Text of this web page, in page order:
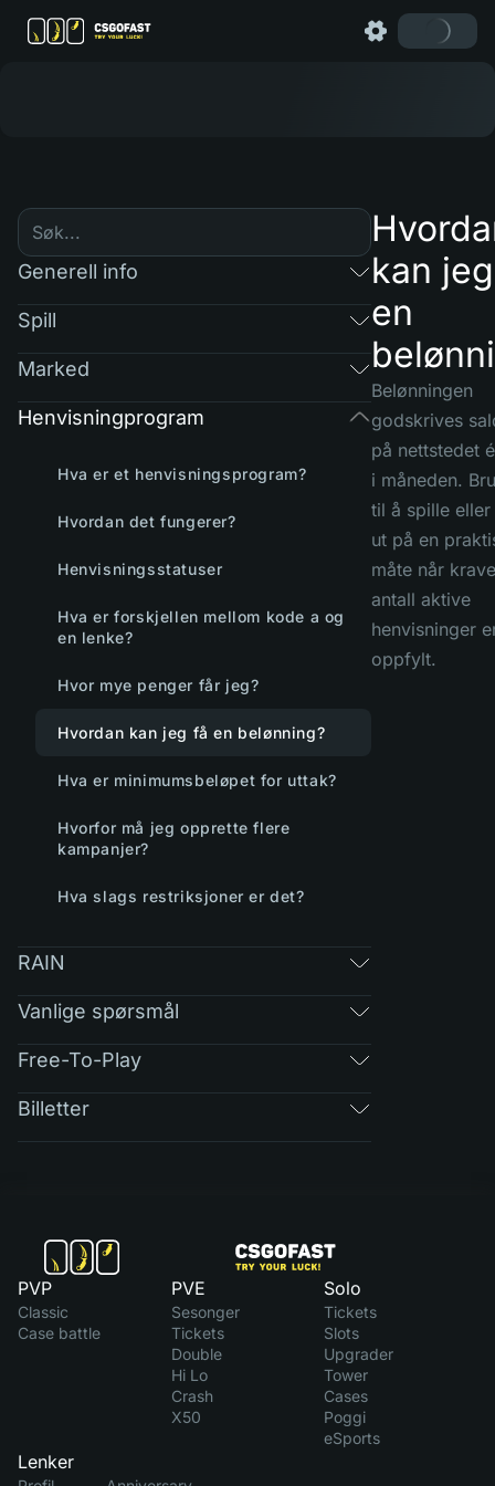
Generell info
Spill
Marked
Henvisningprogram
Hva er et henvisningsprogram?
Hvordan det fungerer?
Henvisningsstatuser
Hva er forskjellen mellom kode a og
en lenke?
Hvor mye penger får jeg?
Hvordan kan jeg få en belønning?
Hva er minimumsbeløpet for uttak?
Hvorfor må jeg opprette flere
kampanjer?
Hva slags restriksjoner er det?
RAIN
Vanlige spørsmål
Free-To-Play
Billetter
kan
en
Belønningen
godskrives
på nettstedet
i måneden.
til å spille eller
ut på en
måte når
antall aktive
henvisninger
oppfylt.
PVP
Classic
Case battle
PVE
Sesonger
Tickets
Double
Hi Lo
Crash
X50
Solo
Tickets
Slots
Upgrader
Tower
Cases
Poggi
eSports
Lenker